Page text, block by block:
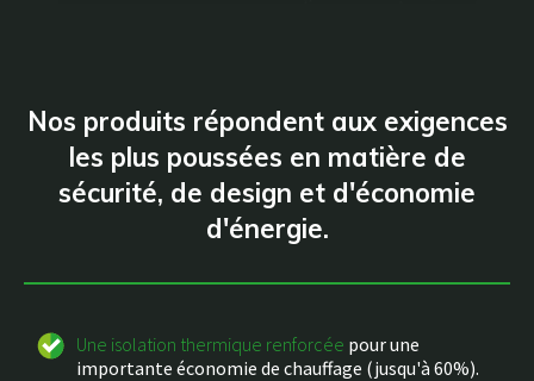
Nos produits répondent aux exigences
les plus poussées en matière de
sécurité, de design et d'économie
d'énergie.
Une isolation thermique renforcée pour une
importante économie de chauffage (jusqu'à 60%).